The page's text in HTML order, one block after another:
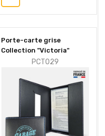
Porte-carte grise
Collection "Victoria"
PCT029